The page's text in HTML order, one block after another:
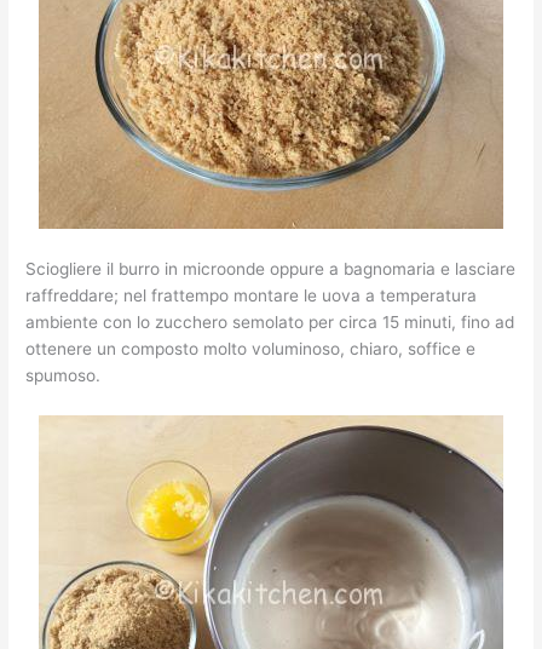
Sciogliere il burro in microonde oppure a bagnomaria e lasciare
raffreddare; nel frattempo montare le uova a temperatura
ambiente con lo zucchero semolato per circa 15 minuti, fino ad
ottenere un composto molto voluminoso, chiaro, soffice e
spumoso.